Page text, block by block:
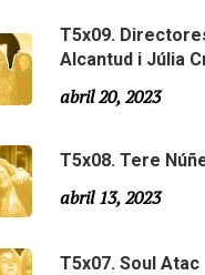
T5x09.
Alcantud i Júlia
abril 20, 2023
T5x08. Tere
abril 13, 2023
T5x07. Soul Atac
Email: